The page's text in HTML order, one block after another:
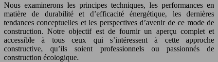
Nous examinerons les principes techniques, les performances en
matière de durabilité et d’efficacité énergétique, les dernières
tendances conceptuelles et les perspectives d’avenir de ce mode de
construction. Notre objectif est de fournir un aperçu complet et
accessible à tous ceux qui s’intéressent à cette approche
constructive, qu’ils soient professionnels ou passionnés de
construction écologique.